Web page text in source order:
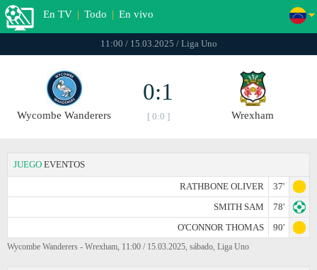
En TV | Todo | En vivo
11:00 / 15.03.2025 / Liga Uno
Wycombe Wanderers
0:1
[ 0:0 ] Wrexham
JUEGO EVENTOS
RATHBONE OLIVER
37'
SMITH SAM
78'
O'CONNOR THOMAS
90'
Wycombe Wanderers - Wrexham, 11:00 / 15.03.2025, sábado, Liga Uno